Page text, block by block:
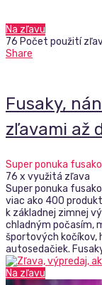
Na zľavu
76 Počet použití
Share
Fusaky,
zľavami až
Super ponuka
76 x využitá zľava
Super ponuka
viac ako 400
k základnej zimnej
chladným počasím,
športových kočíkov,
autosedačiek.
Na zľavu